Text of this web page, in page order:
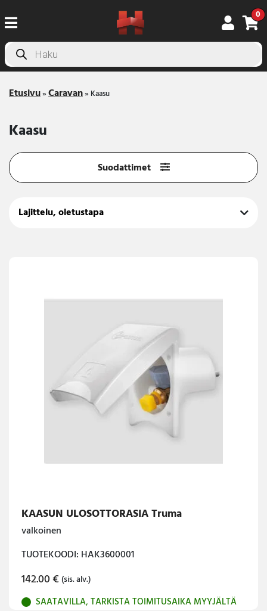
0
Products
search
Etusivu»Caravan» Kaasu
Kaasu
Suodattimet
KAASUN ULOSOTTORASIA Truma
valkoinen
TUOTEKOODI: HAK3600001
142.00€ (sis. alv.)
SAATAVILLA, TARKISTA TOIMITUSAIKA MYYJÄLTÄ